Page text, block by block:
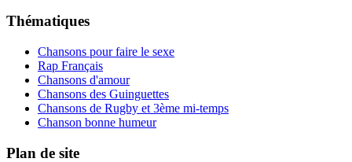
Thématiques
Chansons pour faire le sexe
Rap Français
Chansons d'amour
Chansons des Guinguettes
Chansons de Rugby et 3ème mi-temps
Chanson bonne humeur
Plan de site